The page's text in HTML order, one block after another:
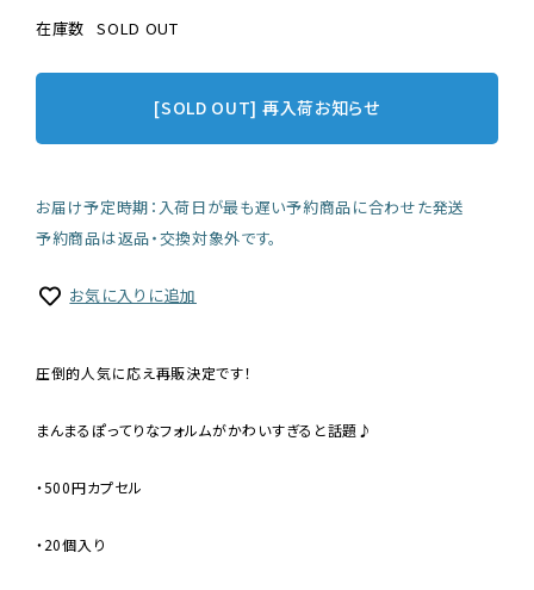
在庫数 SOLD OUT
[SOLD OUT] 再入荷お知らせ
お届け予定時期：入荷日が最も遅い予約商品に合わせた発送
予約商品は返品・交換対象外です。
お気に入りに追加
圧倒的人気に応え再販決定です！
まんまるぽってりなフォルムがかわいすぎると話題♪
・500円カプセル
・20個入り